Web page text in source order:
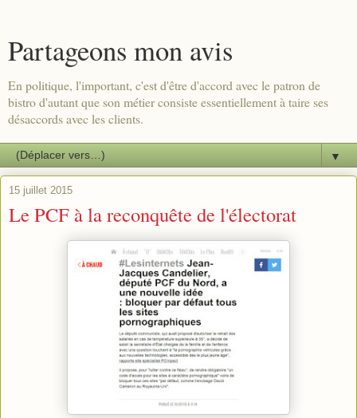
Partageons mon avis
En politique, l'important, c'est d'être d'accord avec le patron de
bistro d'autant que son métier consiste essentiellement à taire ses
désaccords avec les clients.
▼
15 juillet 2015
Le PCF à la reconquête de l'électorat